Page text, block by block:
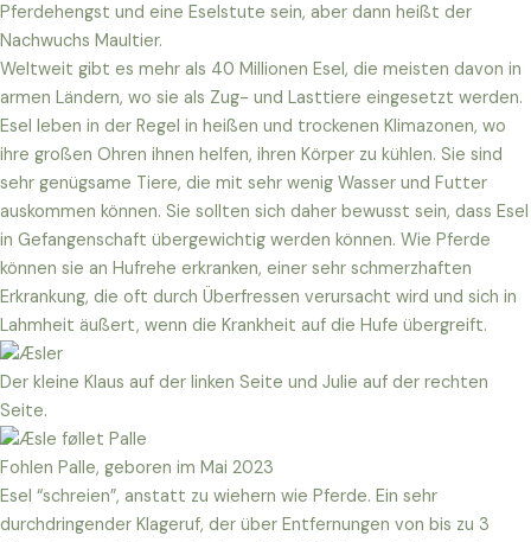
Pferdehengst und eine Eselstute sein, aber dann heißt der
Nachwuchs Maultier.
Weltweit gibt es mehr als 40 Millionen Esel, die meisten davon in
armen Ländern, wo sie als Zug- und Lasttiere eingesetzt werden.
Esel leben in der Regel in heißen und trockenen Klimazonen, wo
ihre großen Ohren ihnen helfen, ihren Körper zu kühlen. Sie sind
sehr genügsame Tiere, die mit sehr wenig Wasser und Futter
auskommen können. Sie sollten sich daher bewusst sein, dass Esel
in Gefangenschaft übergewichtig werden können. Wie Pferde
können sie an Hufrehe erkranken, einer sehr schmerzhaften
Erkrankung, die oft durch Überfressen verursacht wird und sich in
Lahmheit äußert, wenn die Krankheit auf die Hufe übergreift.
Der kleine Klaus auf der linken Seite und Julie auf der rechten
Seite.
Fohlen Palle, geboren im Mai 2023
Esel “schreien”, anstatt zu wiehern wie Pferde. Ein sehr
durchdringender Klageruf, der über Entfernungen von bis zu 3